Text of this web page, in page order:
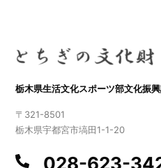
栃木県生活文化スポーツ部文化振
〒321-8501
栃木県宇都宮市塙田1-1-20
028-623-